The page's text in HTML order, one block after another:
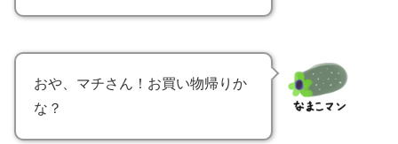
おや、マチさん！お買い物帰りか
な？